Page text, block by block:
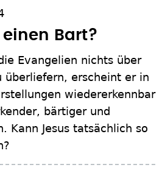
einen Bart?
Evangelien nichts über
überliefern, erscheint er in
wiedererkennbar
bärtiger und
Kann Jesus tatsächlich so